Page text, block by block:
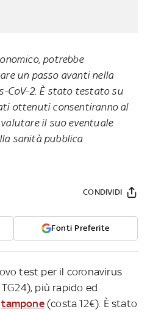
potrebbe
un passo avanti nella
CoV-2. È stato testato su
ottenuti consentiranno al
il suo eventuale
sanità pubblica
Fonti Preferite
CONDIVIDI
test per il coronavirus
TG24), più rapido ed
tampone(costa 12€). È stato